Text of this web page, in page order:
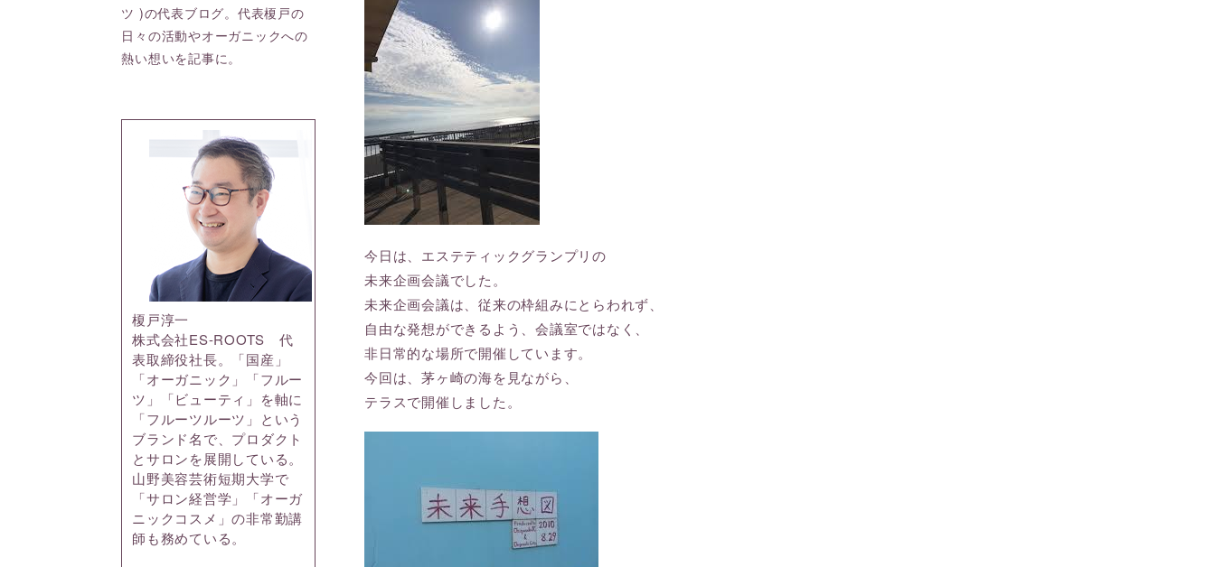
今日は、エステティックグランプリの
未来企画会議でした。
未来企画会議は、従来の枠組みにとらわれず、
自由な発想ができるよう、会議室ではなく、
非日常的な場所で開催しています。
今回は、茅ヶ崎の海を見ながら、
テラスで開催しました。
ツ )の代表ブログ。代表榎戸の
日々の活動やオーガニックへの
熱い想いを記事に。
榎戸淳一
株式会社ES-ROOTS 代
表取締役社長。「国産」
「オーガニック」「フルー
ツ」「ビューティ」を軸に
「フルーツルーツ」という
ブランド名で、プロダクト
とサロンを展開している。
山野美容芸術短期大学で
「サロン経営学」「オーガ
ニックコスメ」の非常勤講
師も務めている。